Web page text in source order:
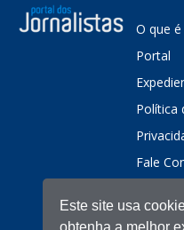
O que
Portal
Política
Fale
Este site usa
obtenha a melhor